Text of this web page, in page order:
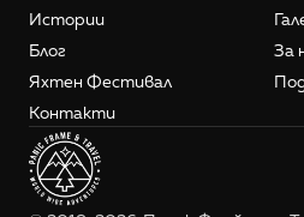
Истории
Блог
За
Яхтен Фестивал
Контакти